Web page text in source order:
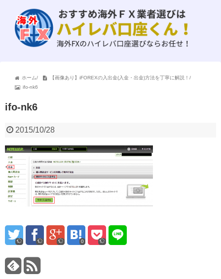
ホーム/ 【画像あり】iFOREXの入出金(入金・出金)方法を丁寧に解説！ /
ifo-nk6
ifo-nk6
2015/10/28
0